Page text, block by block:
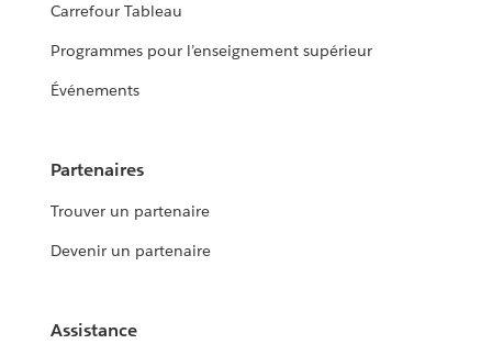
Carrefour Tableau
Programmes pour l’enseignement supérieur
Événements
Partenaires
Trouver un partenaire
Devenir un partenaire
Assistance